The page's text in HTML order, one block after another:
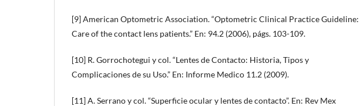
[9] American Optometric Association. “Optometric Clinical Practice Guideline:
Care of the contact lens patients.” En: 94.2 (2006), págs. 103-109.
[10] R. Gorrochotegui y col. “Lentes de Contacto: Historia, Tipos y
Complicaciones de su Uso.” En: Informe Medico 11.2 (2009).
[11] A. Serrano y col. “Superficie ocular y lentes de contacto”. En: Rev Mex